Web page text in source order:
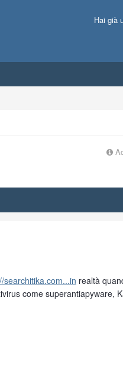
Hai già
searchitika.com...in realtà
come superantiapyware,